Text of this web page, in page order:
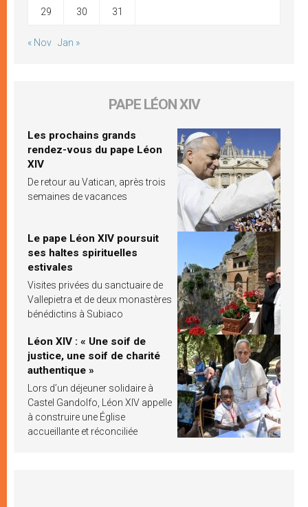
29 30 31
« Nov Jan »
PAPE LÉON XIV
Les prochains grands
rendez-vous du pape Léon
XIV
De retour au Vatican, après trois
semaines de vacances
Le pape Léon XIV poursuit
ses haltes spirituelles
estivales
Visites privées du sanctuaire de
Vallepietra et de deux monastères
bénédictins à Subiaco
Léon XIV : « Une soif de
justice, une soif de charité
authentique »
Lors d’un déjeuner solidaire à
Castel Gandolfo, Léon XIV appelle
à construire une Église
accueillante et réconciliée